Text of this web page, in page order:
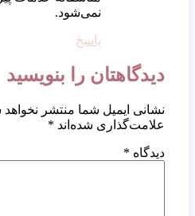
نمی‌شود.
را بنویسید
ایمیل شما منتشر نخواهد شد.
شده‌اند*
*